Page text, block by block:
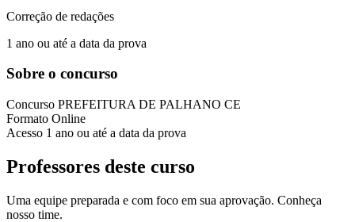
Correção de redações
1 ano ou até a data da prova
Sobre o concurso
Concurso PREFEITURA DE PALHANO CE
Formato Online
Acesso 1 ano ou até a data da prova
Professores deste curso
Uma equipe preparada e com foco em sua aprovação. Conheça
nosso time.